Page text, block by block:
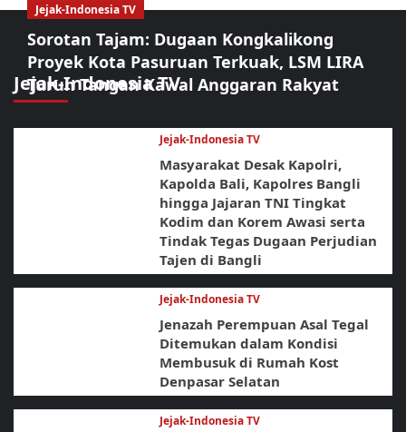
Jejak-Indonesia TV
Jejak-Indonesia TV
Sorotan Tajam: Dugaan Kongkalikong
Proyek Kota Pasuruan Terkuak, LSM LIRA
Turun Tangan Kawal Anggaran Rakyat
Jejak-Indonesia TV
Masyarakat Desak Kapolri,
Kapolda Bali, Kapolres Bangli
hingga Jajaran TNI Tingkat
Kodim dan Korem Awasi serta
Tindak Tegas Dugaan Perjudian
Tajen di Bangli
Jejak-Indonesia TV
Jenazah Perempuan Asal Tegal
Ditemukan dalam Kondisi
Membusuk di Rumah Kost
Denpasar Selatan
Jejak-Indonesia TV